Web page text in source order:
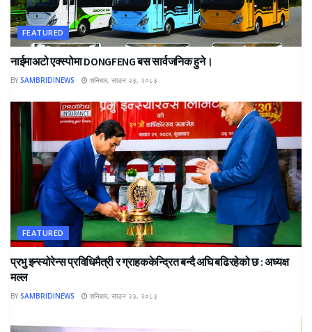
FEATURED
नाईमाअटो एक्स्पोमा DONGFENG बस सार्वजनिक हुने।
BY SAMBRIDINEWS शनिबार, साउन २३, २०८३
FEATURED
प्रभु इन्स्योरेन्स प्रविधिमैत्री र ग्राहककेन्द्रित बन्दै अघि बढिरहेको छ : अध्यक्ष
मल्ल
BY SAMBRIDINEWS शनिबार, साउन २३, २०८३